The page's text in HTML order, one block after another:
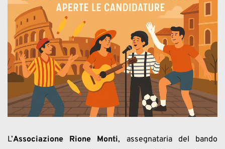
L’Associazione Rione Monti, assegnataria del bando